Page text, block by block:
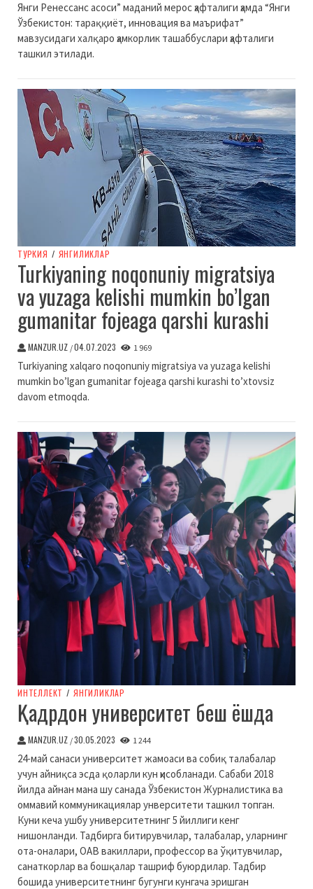
Янги Ренессанс асоси” маданий мерос ҳафталиги ҳамда “Янги
Ўзбекистон: тараққиёт, инновация ва маърифат”
мавзусидаги халқаро ҳамкорлик ташаббуслари ҳафталиги
ташкил этилади.
ТУРКИЯ / ЯНГИЛИКЛАР
Turkiyaning noqonuniy migratsiya
va yuzaga kelishi mumkin bo’lgan
gumanitar fojeaga qarshi kurashi
MANZUR.UZ /04.07.2023 1 969
Turkiyaning xalqaro noqonuniy migratsiya va yuzaga kelishi
mumkin bo’lgan gumanitar fojeaga qarshi kurashi to’xtovsiz
davom etmoqda.
ИНТЕЛЛЕКТ / ЯНГИЛИКЛАР
Қадрдон университет беш ёшда
MANZUR.UZ /30.05.2023 1 244
24-май санаси университет жамоаси ва собиқ талабалар
учун айниқса эсда қоларли кун ҳисобланади. Сабаби 2018
йилда айнан мана шу санада Ўзбекистон Журналистика ва
оммавий коммуникациялар унверситети ташкил топган.
Куни кеча ушбу университетнинг 5 йиллиги кенг
нишонланди. Тадбирга битирувчилар, талабалар, уларнинг
ота-оналари, ОАВ вакиллари, профессор ва ўқитувчилар,
санaткорлар ва бошқалар ташриф буюрдилар. Тадбир
бошида университетнинг бугунги кунгача эришган